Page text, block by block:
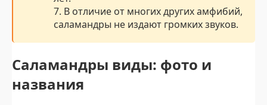
7. В отличие от многих других амфибий,
саламандры не издают громких звуков.
Саламандры виды: фото и
названия